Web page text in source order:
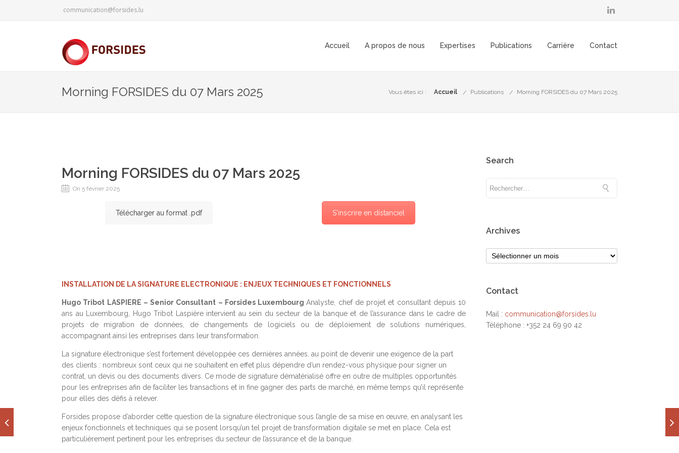
communication@forsides.lu
Accueil A propos de nous Expertises Publications Carrière Contact
Morning FORSIDES du 07 Mars 2025 Vous êtes ici : Accueil Publications Morning FORSIDES du 07 Mars 2025
Morning FORSIDES du 07 Mars 2025
On 5 février 2025
Télécharger au format .pdf S'inscrire en distanciel
INSTALLATION DE LA SIGNATURE ELECTRONIQUE : ENJEUX TECHNIQUES ET FONCTIONNELS
Hugo Tribot LASPIERE – Senior Consultant – Forsides LuxembourgAnalyste, chef de projet et consultant depuis 10
ans au Luxembourg, Hugo Tribot Laspière intervient au sein du secteur de la banque et de l’assurance dans le cadre de
projets de migration de données, de changements de logiciels ou de déploiement de solutions numériques,
accompagnant ainsi les entreprises dans leur transformation.
La signature électronique s’est fortement développée ces dernières années, au point de devenir une exigence de la part
des clients : nombreux sont ceux qui ne souhaitent en effet plus dépendre d’un rendez-vous physique pour signer un
contrat, un devis ou des documents divers. Ce mode de signature dématérialisé offre en outre de multiples opportunités
pour les entreprises afin de faciliter les transactions et in fine gagner des parts de marché, en même temps qu’il représente
pour elles des défis à relever.
Forsides propose d’aborder cette question de la signature électronique sous l’angle de sa mise en œuvre, en analysant les
enjeux fonctionnels et techniques qui se posent lorsqu’un tel projet de transformation digitale se met en place. Cela est
particulièrement pertinent pour les entreprises du secteur de l’assurance et de la banque.
Search
Archives
Contact
Mail : communication@forsides.lu
Téléphone : +352 24 69 90 42